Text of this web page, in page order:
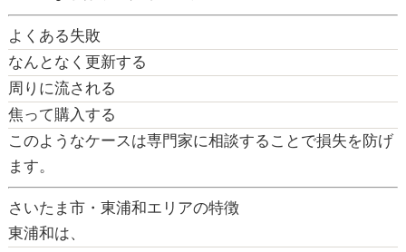
よくある失敗
なんとなく更新する
周りに流される
焦って購入する
このようなケースは専門家に相談することで損失を防げ
ます。
さいたま市・東浦和エリアの特徴
東浦和は、